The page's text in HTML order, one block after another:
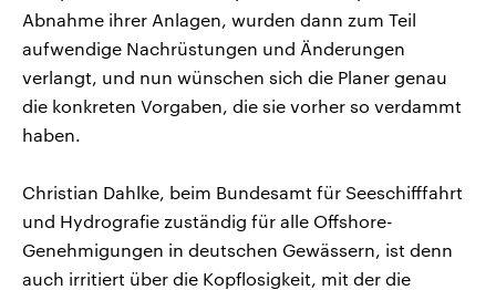
Abnahme ihrer Anlagen, wurden dann zum Teil
aufwendige Nachrüstungen und Änderungen
verlangt, und nun wünschen sich die Planer genau
die konkreten Vorgaben, die sie vorher so verdammt
haben.
Christian Dahlke, beim Bundesamt für Seeschifffahrt
und Hydrografie zuständig für alle Offshore-
Genehmigungen in deutschen Gewässern, ist denn
auch irritiert über die Kopflosigkeit, mit der die